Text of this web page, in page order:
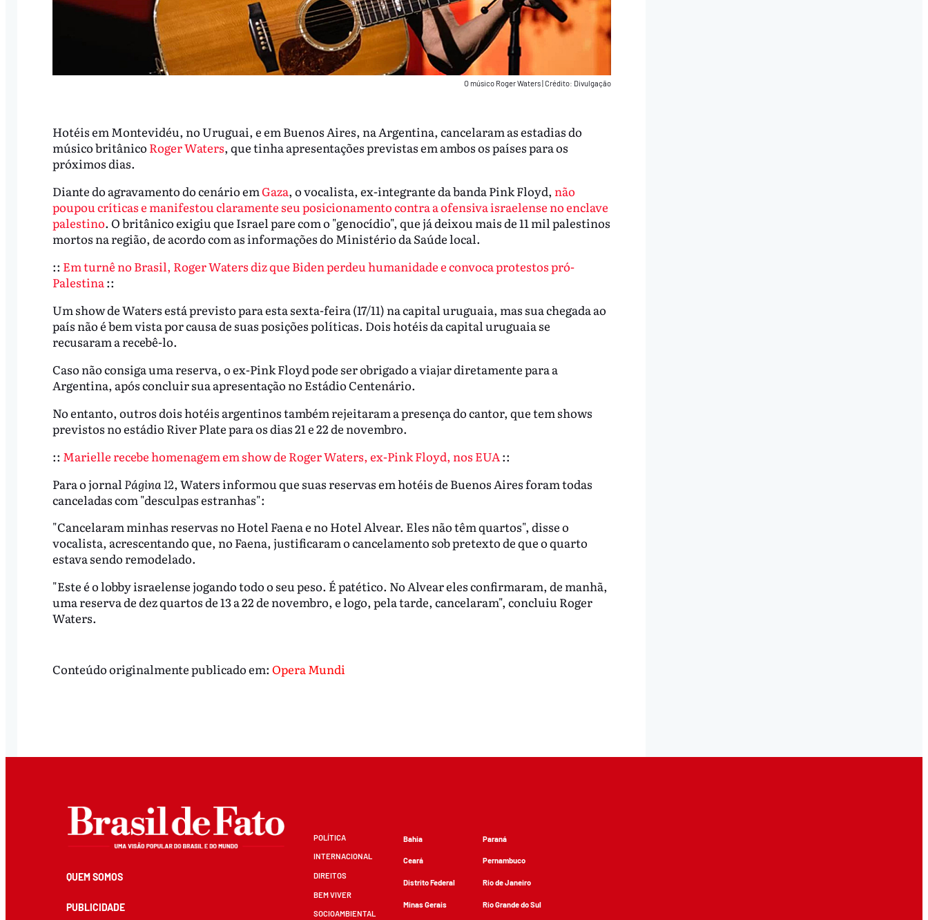
O músico Roger Waters|Crédito: Divulgação
Hotéis em Montevidéu, no Uruguai, e em Buenos Aires, na Argentina, cancelaram as estadias do
músico britânico Roger Waters, que tinha apresentações previstas em ambos os países para os
próximos dias.
Diante do agravamento do cenário emGaza, o vocalista, ex-integrante da banda Pink Floyd, não
poupou críticas e manifestou claramente seu posicionamento contra a ofensiva israelense no enclave
palestino. O britânico exigiu que Israel pare com o "genocídio", que já deixou mais de 11 mil palestinos
mortos na região, de acordo com as informações do Ministério da Saúde local.
:: Em turnê no Brasil, Roger Waters diz que Biden perdeu humanidade e convoca protestos pró-
Palestina::
Um show de Waters está previsto para esta sexta-feira (17/11) na capital uruguaia, mas sua chegada ao
país não é bem vista por causa de suas posições políticas. Dois hotéis da capital uruguaia se
recusaram a recebê-lo.
Caso não consiga uma reserva, o ex-Pink Floyd pode ser obrigado a viajar diretamente para a
Argentina, após concluir sua apresentação no Estádio Centenário.
No entanto, outros dois hotéis argentinos também rejeitaram a presença do cantor, que tem shows
previstos no estádio River Plate para os dias 21 e 22 de novembro.
:: Marielle recebe homenagem em show de Roger Waters, ex-Pink Floyd, nos EUA ::
Para o jornal Página 12, Waters informou que suas reservas em hotéis de Buenos Aires foram todas
canceladas com "desculpas estranhas":
"Cancelaram minhas reservas no Hotel Faena e no Hotel Alvear. Eles não têm quartos", disse o
vocalista, acrescentando que, no Faena, justificaram o cancelamento sob pretexto de que o quarto
estava sendo remodelado.
"Este é o lobby israelense jogando todo o seu peso. É patético. No Alvear eles confirmaram, de manhã,
uma reserva de dez quartos de 13 a 22 de novembro, e logo, pela tarde, cancelaram", concluiu Roger
Waters.
Conteúdo originalmente publicado em: Opera Mundi
QUEM SOMOS
PUBLICIDADE
POLÍTICA
INTERNACIONAL
DIREITOS
BEM VIVER
SOCIOAMBIENTAL
Bahia
Ceará
Distrito Federal
Minas Gerais
Paraná
Pernambuco
Rio de Janeiro
Rio Grande do Sul